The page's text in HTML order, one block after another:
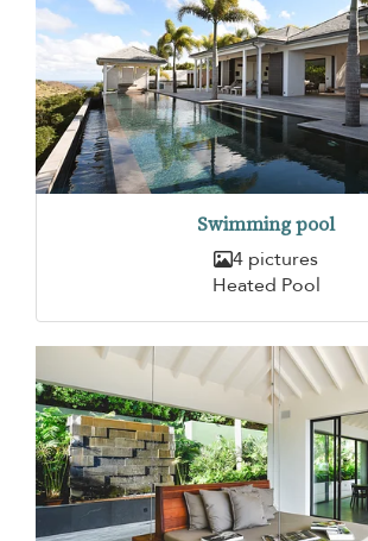
Swimming pool
4 pictures
Heated Pool